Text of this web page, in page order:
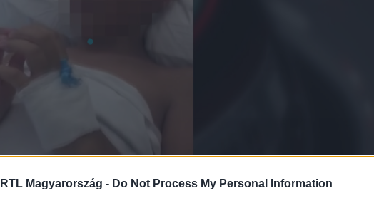
RTL Magyarország - Do Not Process My Personal Information